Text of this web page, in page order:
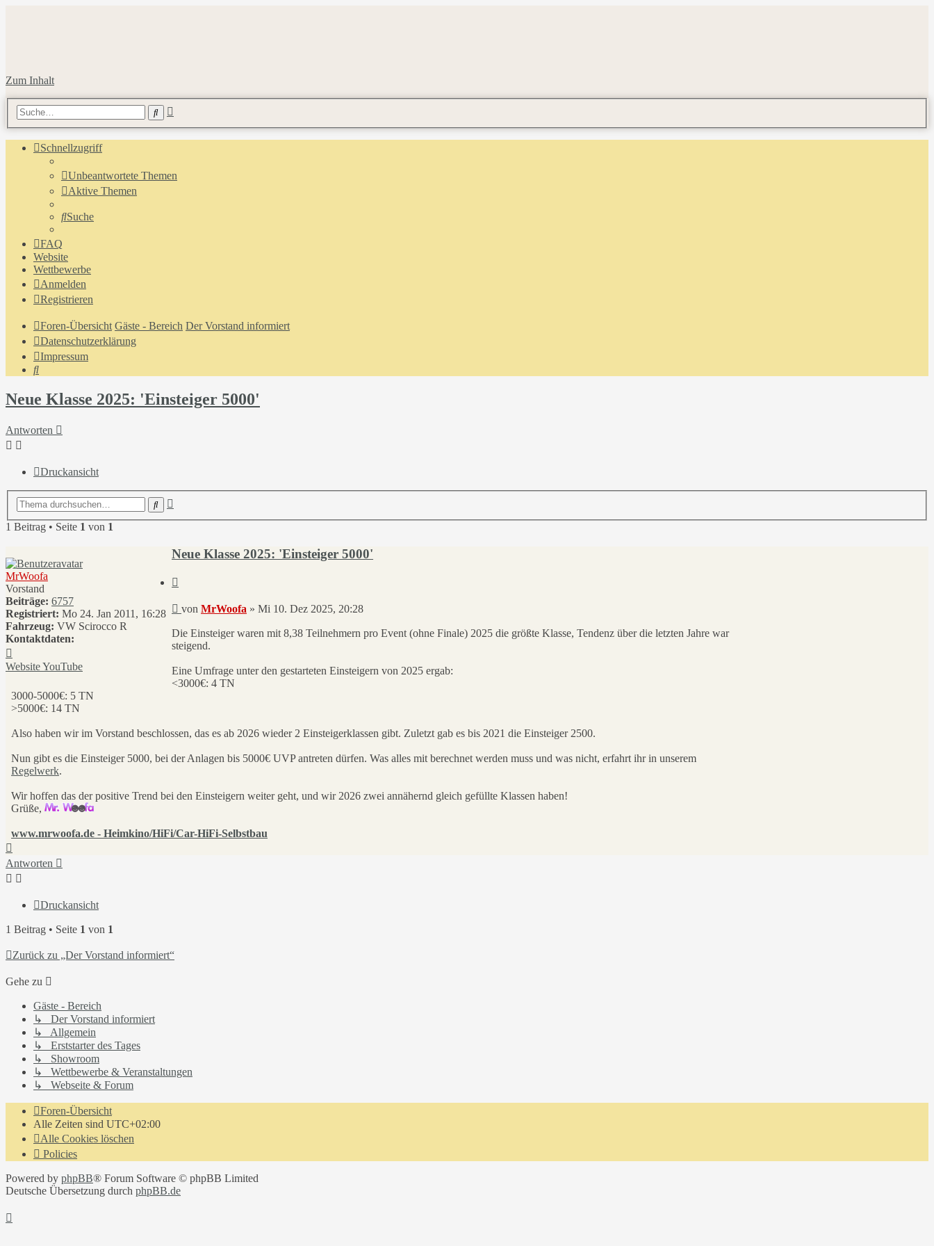
Zum Inhalt
Suche
Schnellzugriff
Unbeantwortete Themen
Aktive Themen
Suche
FAQ
Website
Wettbewerbe
Anmelden
Registrieren
Foren-Übersicht Gäste - Bereich Der Vorstand informiert
Datenschutzerklärung
Impressum
Suche
Neue Klasse 2025: 'Einsteiger 5000'
Antworten
Druckansicht
Suche
1 Beitrag • Seite 1 von 1
MrWoofa
Vorstand
Beiträge: 6757
Registriert: Mo 24. Jan 2011, 16:28
Fahrzeug: VW Scirocco R
Kontaktdaten:
von
MrWoofa
WebsiteYouTube
Neue Klasse 2025: 'Einsteiger 5000'
Beitrag
vonMrWoofa »Mi 10. Dez 2025, 20:28
Die Einsteiger waren mit 8,38 Teilnehmern pro Event (ohne Finale) 2025 die größte Klasse, Tendenz über die letzten Jahre war
steigend.
Eine Umfrage unter den gestarteten Einsteigern von 2025 ergab:
<3000€: 4 TN
3000-5000€: 5 TN
>5000€: 14 TN
Also haben wir im Vorstand beschlossen, das es ab 2026 wieder 2 Einsteigerklassen gibt. Zuletzt gab es bis 2021 die Einsteiger 2500.
Nun gibt es die Einsteiger 5000, bei der Anlagen bis 5000€ UVP antreten dürfen. Was alles mit berechnet werden muss und was nicht, erfahrt ihr in unserem
Regelwerk.
Wir hoffen das der positive Trend bei den Einsteigern weiter geht, und wir 2026 zwei annähernd gleich gefüllte Klassen haben!
Grüße,
www.mrwoofa.de - Heimkino/HiFi/Car-HiFi-Selbstbau
oben
Antworten
Druckansicht
1 Beitrag • Seite 1 von 1
Zurück zu „Der Vorstand informiert“
Gehe zu
Gäste - Bereich
↳ Der Vorstand informiert
↳ Allgemein
↳ Erststarter des Tages
↳ Showroom
↳ Wettbewerbe & Veranstaltungen
↳ Webseite & Forum
Foren-Übersicht
Alle Zeiten sind UTC+02:00
Alle Cookies löschen
Policies
Powered by phpBB® Forum Software © phpBB Limited
Deutsche Übersetzung durch phpBB.de